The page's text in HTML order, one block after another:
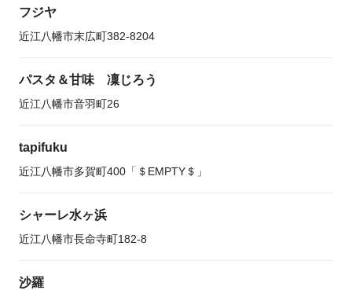
フジヤ
近江八幡市末広町382-8204
パスタ＆甘味 凜じろう
近江八幡市音羽町26
tapifuku
近江八幡市多賀町400「＄EMPTY＄」
シャーレ水ヶ浜
近江八幡市長命寺町182-8
沙羅